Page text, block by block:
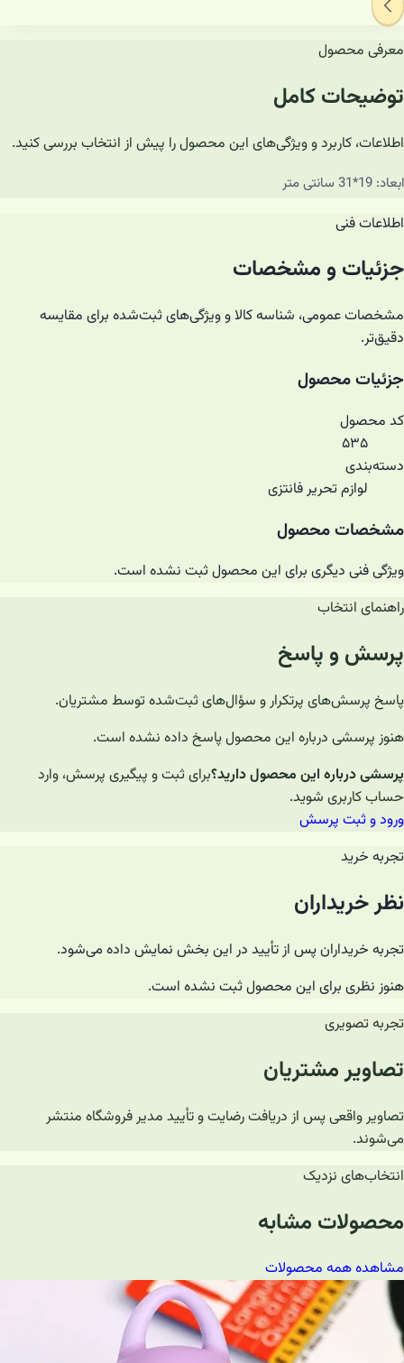
معرفی محصول
توضیحات کامل
اطلاعات، کاربرد و ویژگی‌های این محصول را پیش از انتخاب بررسی کنید.
ابعاد: 19*31 سانتی متر
اطلاعات فنی
جزئیات و مشخصات
مشخصات عمومی، شناسه کالا و ویژگی‌های ثبت‌شده برای مقایسه
دقیق‌تر.
جزئیات محصول
کد محصول
۵۳۵
دسته‌بندی
لوازم تحریر فانتزی
مشخصات محصول
ویژگی فنی دیگری برای این محصول ثبت نشده است.
راهنمای انتخاب
پرسش و پاسخ
پاسخ پرسش‌های پرتکرار و سؤال‌های ثبت‌شده توسط مشتریان.
هنوز پرسشی درباره این محصول پاسخ داده نشده است.
پرسشی درباره این محصول دارید؟برای ثبت و پیگیری پرسش، وارد
حساب کاربری شوید.
ورود و ثبت پرسش
تجربه خرید
نظر خریداران
تجربه خریداران پس از تأیید در این بخش نمایش داده می‌شود.
هنوز نظری برای این محصول ثبت نشده است.
تجربه تصویری
تصاویر مشتریان
تصاویر واقعی پس از دریافت رضایت و تأیید مدیر فروشگاه منتشر
می‌شوند.
انتخاب‌های نزدیک
محصولات مشابه
مشاهده همه محصولات